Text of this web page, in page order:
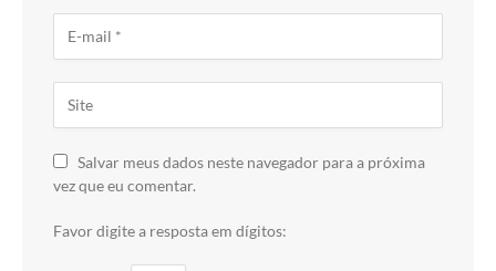
Salvar meus dados neste navegador para a próxima
vez que eu comentar.
Favor digite a resposta em dígitos: